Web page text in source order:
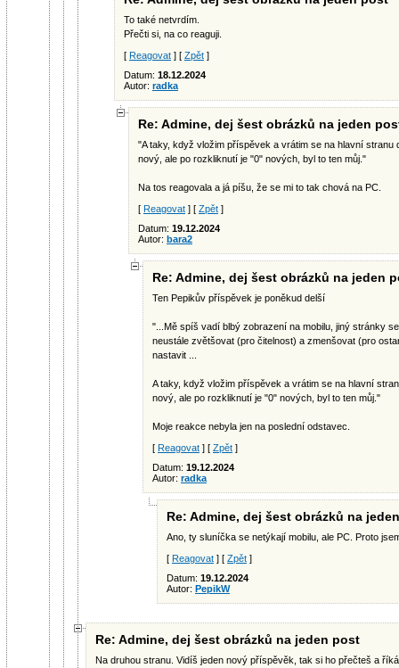
To také netvrdím.
Přečti si, na co reaguji.
[ Reagovat ] [ Zpět ]
Datum: 18.12.2024
Autor: radka
Re: Admine, dej šest obrázků na jeden
"A taky, když vložim příspěvek a vrátim se na hlavní
nový, ale po rozkliknutí je "0" nových, byl to ten můj."
Na tos reagovala a já píšu, že se mi to tak chová na PC.
[ Reagovat ] [ Zpět ]
Datum: 19.12.2024
Autor: bara2
Re: Admine, dej šest obrázků na jeden
Ten Pepikův příspěvek je poněkud delší
"...Mě spíš vadí blbý zobrazení na mobilu, jiný stránky
neustále zvětšovat (pro čitelnost) a zmenšovat (pro
nastavit ...
A taky, když vložim příspěvek a vrátim se na hlavní
nový, ale po rozkliknutí je "0" nových, byl to ten můj."
Moje reakce nebyla jen na poslední odstavec.
[ Reagovat ] [ Zpět ]
Datum: 19.12.2024
Autor: radka
Re: Admine, dej šest obrázků na
Ano, ty sluníčka se netýkají mobilu, ale PC. Proto
[ Reagovat ] [ Zpět ]
Datum: 19.12.2024
Autor: PepikW
Re: Admine, dej šest obrázků na jeden post
Na druhou stranu. Vidíš jeden nový příspěvěk, tak si ho přečteš a